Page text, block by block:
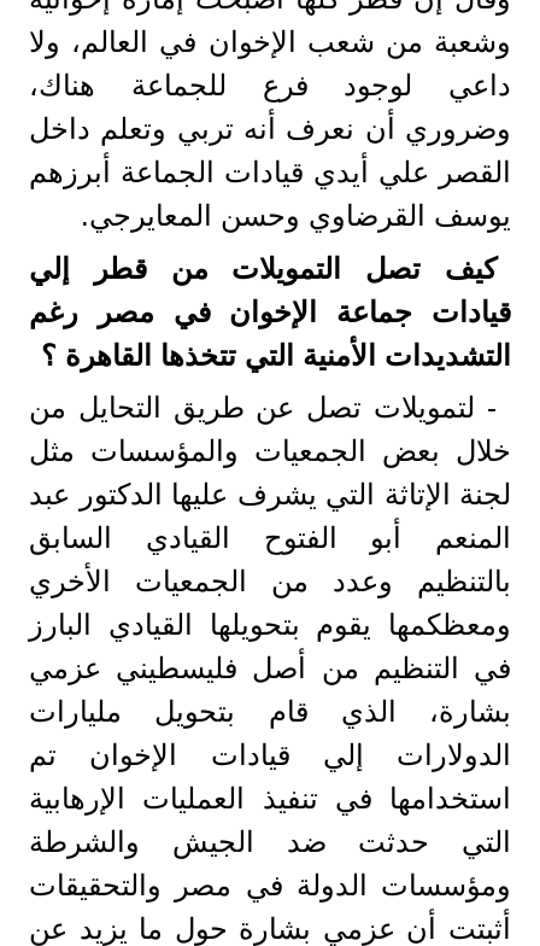
وشعبة من شعب الإخوان في العالم، ولا
داعي لوجود فرع للجماعة هناك،
وضروري أن نعرف أنه تربي وتعلم داخل
القصر علي أيدي قيادات الجماعة أبرزهم
يوسف القرضاوي وحسن المعايرجي.
كيف تصل التمويلات من قطر إلي
قيادات جماعة الإخوان في مصر رغم
التشديدات الأمنية التي تتخذها القاهرة ؟
- لتمويلات تصل عن طريق التحايل من
خلال بعض الجمعيات والمؤسسات مثل
لجنة الإتاثة التي يشرف عليها الدكتور عبد
المنعم أبو الفتوح القيادي السابق
بالتنظيم وعدد من الجمعيات الأخري
ومعظكمها يقوم بتحويلها القيادي البارز
في التنظيم من أصل فليسطيني عزمي
بشارة، الذي قام بتحويل مليارات
الدولارات إلي قيادات الإخوان تم
استخدامها في تنفيذ العمليات الإرهابية
التي حدثت ضد الجيش والشرطة
ومؤسسات الدولة في مصر والتحقيقات
أثبتت أن عزمي بشارة حول ما يزيد عن